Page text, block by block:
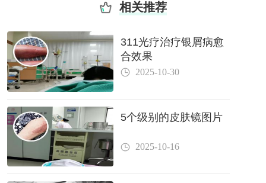
相关推荐
311光疗治疗银屑病愈
合效果
2025-10-30
5个级别的皮肤镜图片
2025-10-16